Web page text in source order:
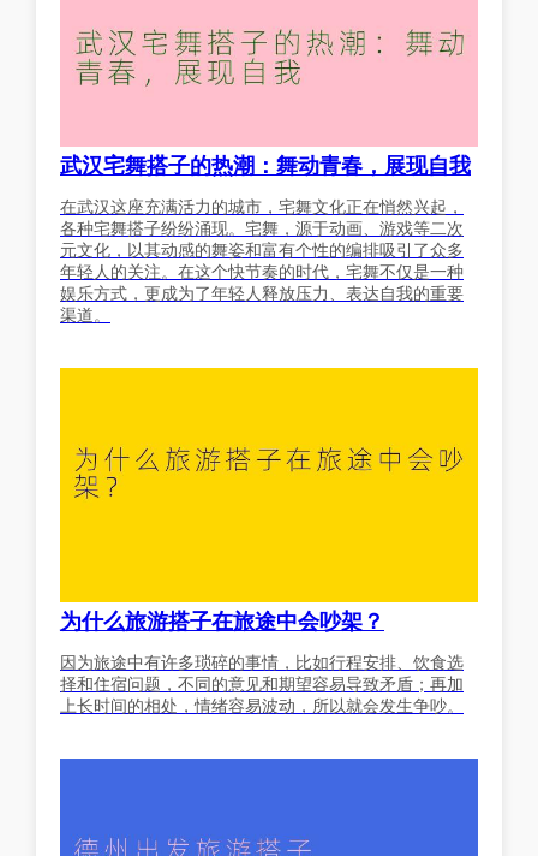
武汉宅舞搭子的热潮：舞动青春，展现自我
在武汉这座充满活力的城市，宅舞文化正在悄然兴起，
各种宅舞搭子纷纷涌现。宅舞，源于动画、游戏等二次
元文化，以其动感的舞姿和富有个性的编排吸引了众多
年轻人的关注。在这个快节奏的时代，宅舞不仅是一种
娱乐方式，更成为了年轻人释放压力、表达自我的重要
渠道。
为什么旅游搭子在旅途中会吵架？
因为旅途中有许多琐碎的事情，比如行程安排、饮食选
择和住宿问题，不同的意见和期望容易导致矛盾；再加
上长时间的相处，情绪容易波动，所以就会发生争吵。